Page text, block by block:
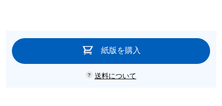
紙版を購入
送料について